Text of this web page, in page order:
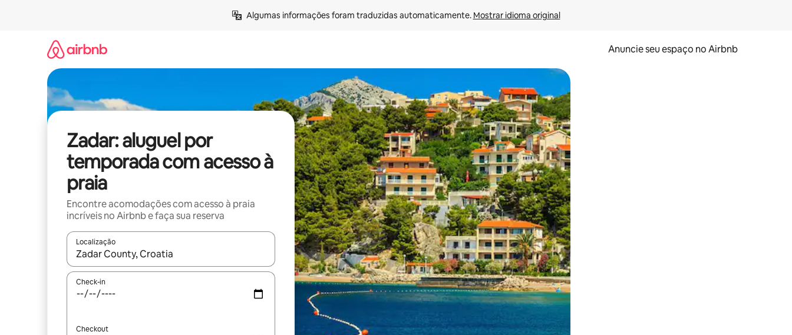
Algumas informações foram traduzidas automaticamente. Mostrar idioma original
Anuncie seu espaço no Airbnb
Zadar: aluguel por
temporada com acesso à
praia
Encontre acomodações com acesso à praia
incríveis no Airbnb e faça sua reserva
Localização
Quando os resultados estiverem disponíveis, explore-os usando as seta para cima e para baixo do teclado ou tocando e deslizando o dedo na tela.
Check-in
Checkout